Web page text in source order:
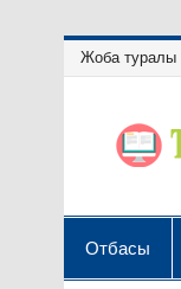
Жоба туралы
Отбасы